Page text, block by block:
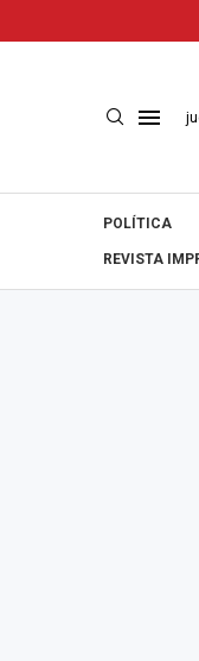
POLÍTICA
REVISTA